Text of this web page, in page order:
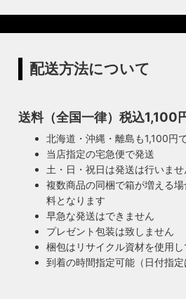
配送方法について
送料（全国一律）税込1,100
北海道・沖縄・離島も1,100円
当店指定の宅急便で発送
土・日・祝日は発送は行いませ
複数商品の同梱で箱が増える
料となります
早急な発送はできません
プレゼント包装は致しません
梱包はリサイクル資材を使用
到着の時間指定可能（日付指定